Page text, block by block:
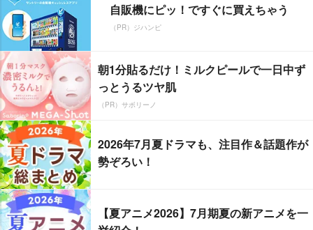
自販機にピッ！ですぐに買えちゃう
（PR）ジハンピ
朝1分貼るだけ！ミルクピールで一日中ず
っとうるツヤ肌
（PR）サボリーノ
2026年7月夏ドラマも、注目作＆話題作が
勢ぞろい！
【夏アニメ2026】7月期夏の新アニメを一